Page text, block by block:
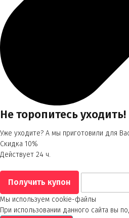
Не торопитесь уходить!
Уже уходите? А мы приготовили для
Скидка 10%
Действует 24 ч.
Мы используем cookie-файлы
При использовании данного сайта вы